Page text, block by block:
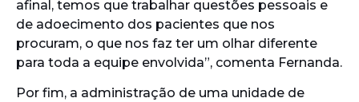
afinal, temos que trabalhar questões pessoais e
de adoecimento dos pacientes que nos
procuram, o que nos faz ter um olhar diferente
para toda a equipe envolvida”, comenta Fernanda.
Por fim, a administração de uma unidade de